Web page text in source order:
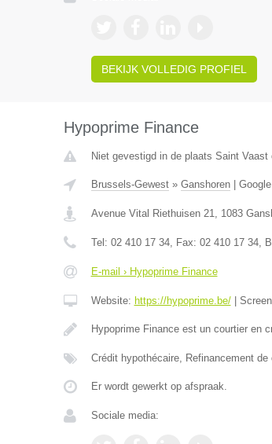
BEKIJK VOLLEDIG PROFIEL
Hypoprime Finance
Niet gevestigd in de plaats Saint
Brussels-Gewest» Ganshoren|
Avenue Vital Riethuisen 21, 1083
Tel: 02 410 17 34, Fax: 02 410 17 34,
E-mail › Hypoprime Finance
Website: https://hypoprime.be/|
Hypoprime Finance est un courtier en
Crédit hypothécaire, Refinancement
Er wordt gewerkt op afspraak.
Sociale media: